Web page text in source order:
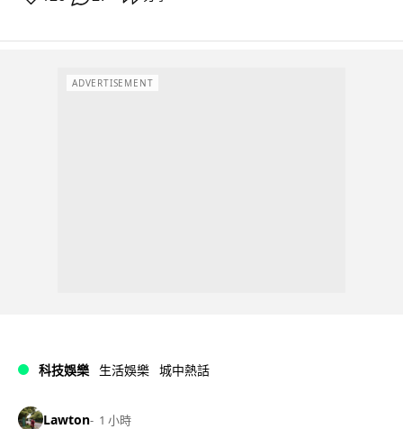
ADVERTISEMENT
科技娛樂 生活娛樂 城中熱話
Lawton 1 小時